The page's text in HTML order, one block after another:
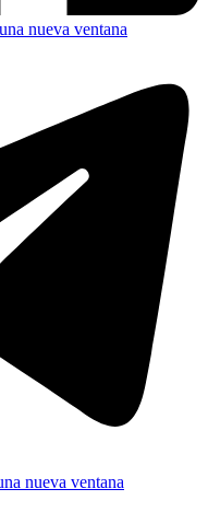
nueva ventana
nueva ventana